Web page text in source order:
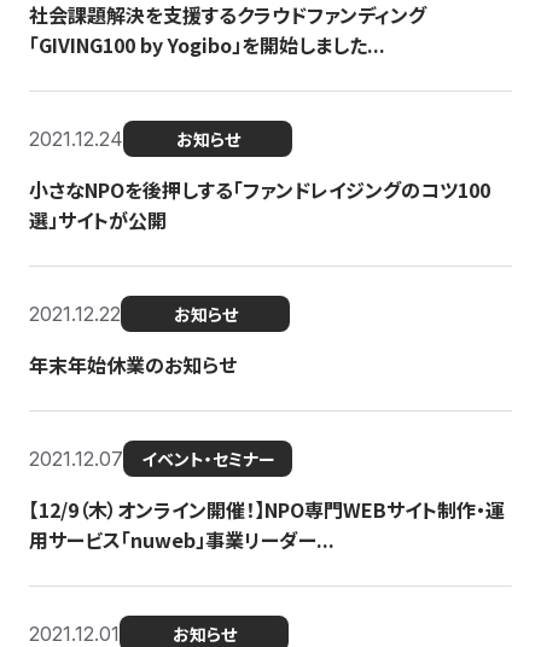
社会課題解決を支援するクラウドファンディング
「GIVING100 by Yogibo」を開始しました...
2021.12.24 お知らせ
小さなNPOを後押しする「ファンドレイジングのコツ100
選」サイトが公開
2021.12.22 お知らせ
年末年始休業のお知らせ
2021.12.07 イベント・セミナー
【12/9（木）オンライン開催！】NPO専門WEBサイト制作・運
用サービス「nuweb」事業リーダー...
2021.12.01 お知らせ